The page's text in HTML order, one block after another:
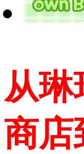
从琳
商店